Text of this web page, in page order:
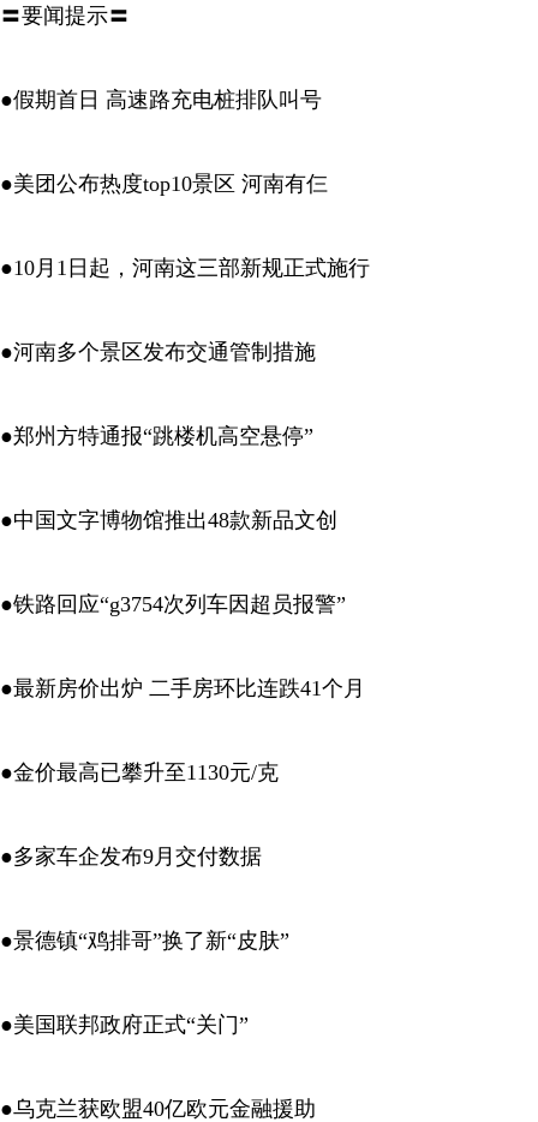
〓要闻提示〓
●假期首日 高速路充电桩排队叫号
●美团公布热度top10景区 河南有仨
●10月1日起，河南这三部新规正式施行
●河南多个景区发布交通管制措施
●郑州方特通报“跳楼机高空悬停”
●中国文字博物馆推出48款新品文创
●铁路回应“g3754次列车因超员报警”
●最新房价出炉 二手房环比连跌41个月
●金价最高已攀升至1130元/克
●多家车企发布9月交付数据
●景德镇“鸡排哥”换了新“皮肤”
●美国联邦政府正式“关门”
●乌克兰获欧盟40亿欧元金融援助